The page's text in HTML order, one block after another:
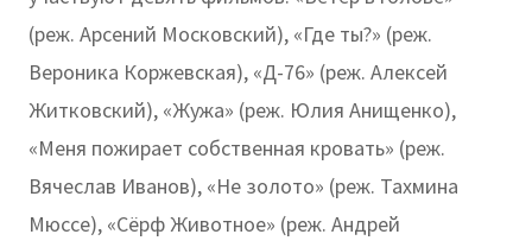
(реж. Арсений Московский), «Где ты?» (реж.
Вероника Коржевская), «Д-76» (реж. Алексей
Житковский), «Жужа» (реж. Юлия Анищенко),
«Меня пожирает собственная кровать» (реж.
Вячеслав Иванов), «Не золото» (реж. Тахмина
Мюссе), «Сёрф Животное» (реж. Андрей